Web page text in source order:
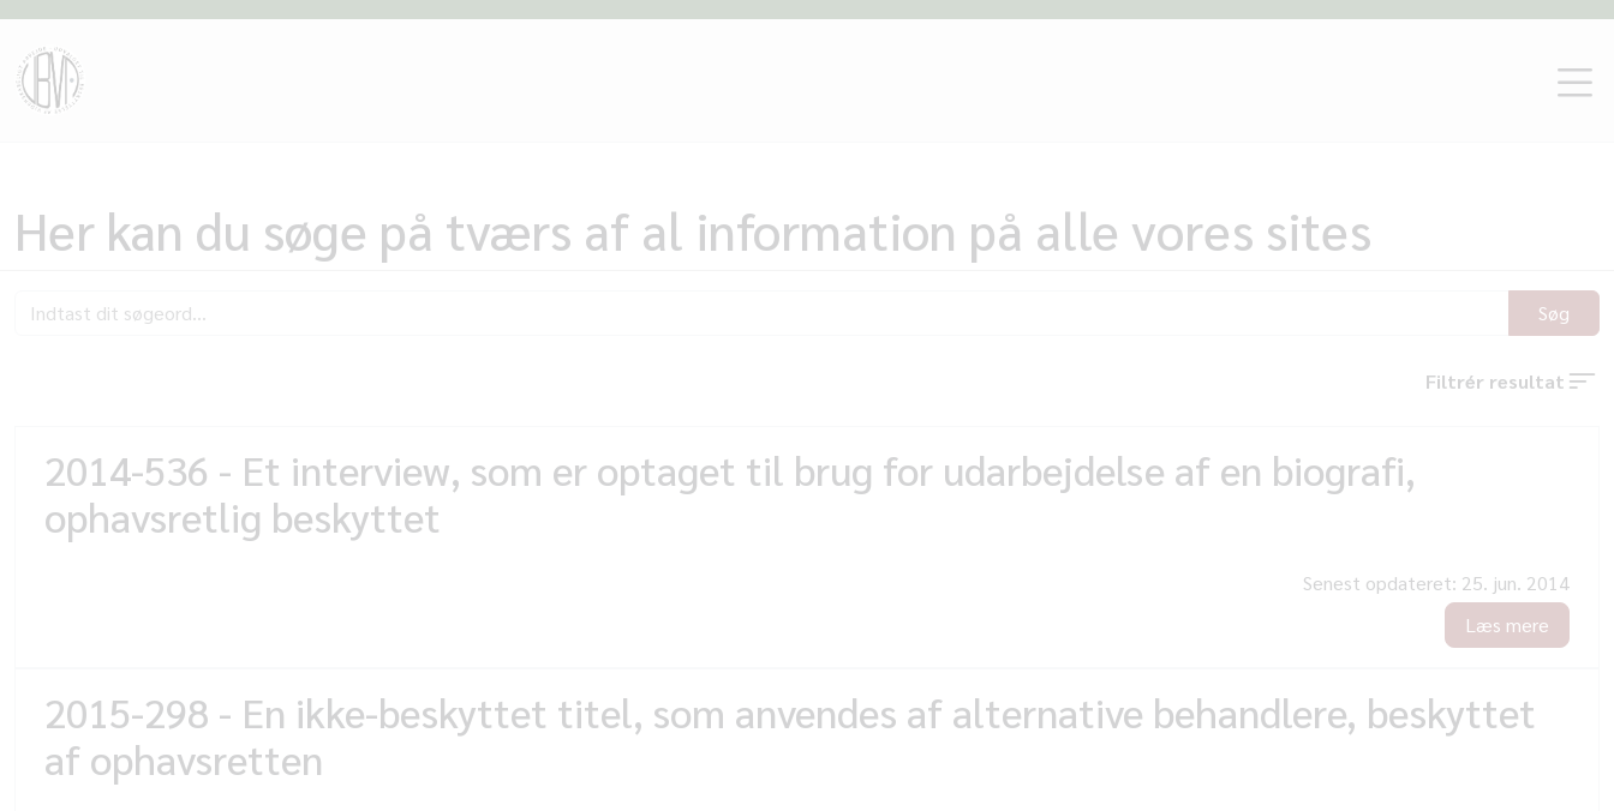
Her kan du søge på tværs af al information på alle vores sites
Søg
Filtrér resultat
2014-536 - Et interview, som er optaget til brug for udarbejdelse af en biografi,
ophavsretlig beskyttet
Senest opdateret: 25. jun. 2014
Læs mere
2015-298 - En ikke-beskyttet titel, som anvendes af alternative behandlere, beskyttet
af ophavsretten